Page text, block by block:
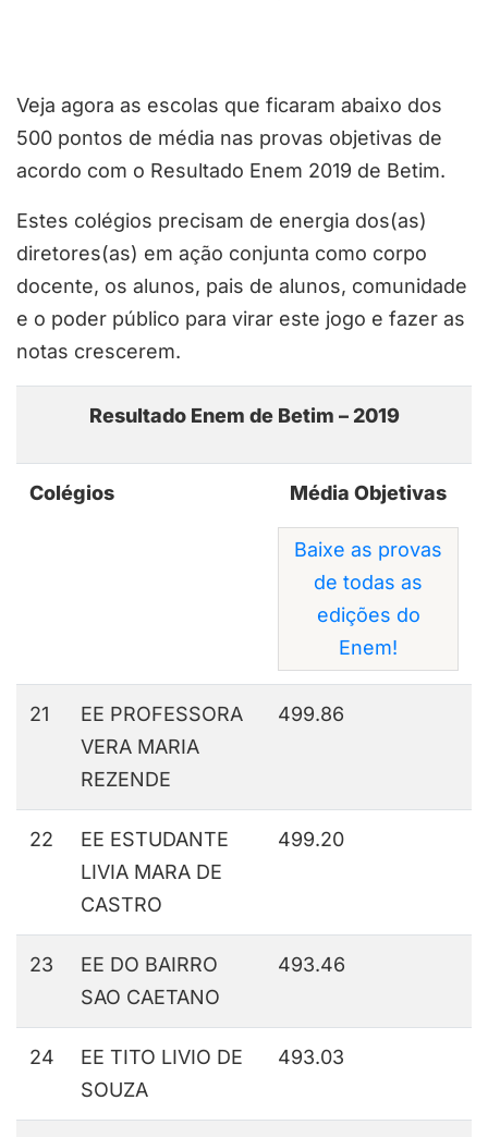
Veja agora as escolas que ficaram abaixo dos
500 pontos de média nas provas objetivas de
acordo com o Resultado Enem 2019 de Betim.
Estes colégios precisam de energia dos(as)
diretores(as) em ação conjunta como corpo
docente, os alunos, pais de alunos, comunidade
e o poder público para virar este jogo e fazer as
notas crescerem.
Resultado Enem de Betim – 2019
Colégios Média Objetivas
Baixe as provas
de todas as
edições do
Enem!
21
EE PROFESSORA
VERA MARIA
REZENDE
499.86
22
EE ESTUDANTE
LIVIA MARA DE
CASTRO
499.20
23
EE DO BAIRRO
SAO CAETANO
493.46
24
EE TITO LIVIO DE
SOUZA
493.03